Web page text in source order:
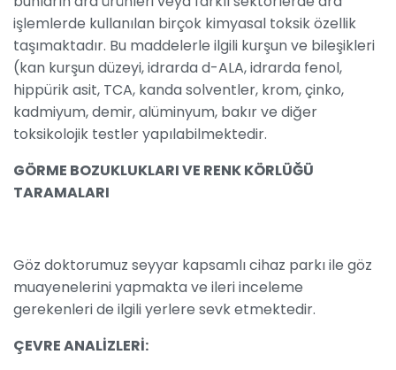
işlemlerde kullanılan birçok kimyasal toksik özellik
taşımaktadır. Bu maddelerle ilgili kurşun ve bileşikleri
(kan kurşun düzeyi, idrarda d-ALA, idrarda fenol,
hippürik asit, TCA, kanda solventler, krom, çinko,
kadmiyum, demir, alüminyum, bakır ve diğer
toksikolojik testler yapılabilmektedir.
GÖRME BOZUKLUKLARI VE RENK KÖRLÜĞÜ
TARAMALARI
Göz doktorumuz seyyar kapsamlı cihaz parkı ile göz
muayenelerini yapmakta ve ileri inceleme
gerekenleri de ilgili yerlere sevk etmektedir.
ÇEVRE ANALİZLERİ: